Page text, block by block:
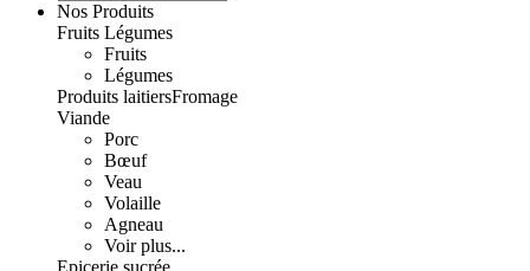
Nos Produits
Fruits Légumes
Fruits
Légumes
Produits laitiersFromage
Viande
Porc
Bœuf
Veau
Volaille
Agneau
Voir plus...
Epicerie sucrée